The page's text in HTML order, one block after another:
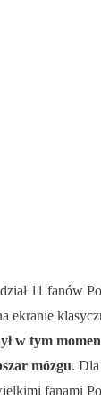
11 fanów
ekranie
w tym
mózgu.
fanami